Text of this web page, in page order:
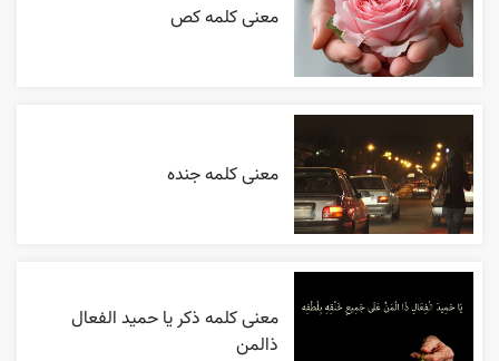
معنی کلمه کص
معنی کلمه جنده
معنی کلمه ذکر یا حمید الفعال
ذالمن